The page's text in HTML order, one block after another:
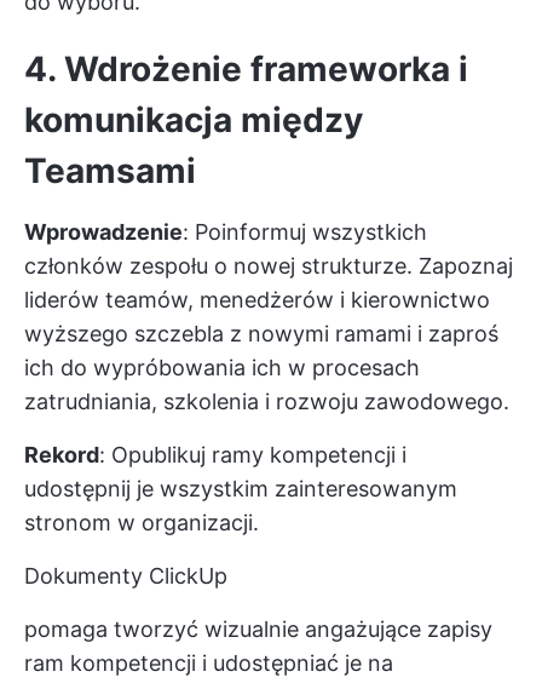
4. Wdrożenie frameworka i
komunikacja między
Teamsami
Wprowadzenie: Poinformuj wszystkich
członków zespołu o nowej strukturze. Zapoznaj
liderów teamów, menedżerów i kierownictwo
wyższego szczebla z nowymi ramami i zaproś
ich do wypróbowania ich w procesach
zatrudniania, szkolenia i rozwoju zawodowego.
Rekord: Opublikuj ramy kompetencji i
udostępnij je wszystkim zainteresowanym
stronom w organizacji.
Dokumenty ClickUp
pomaga tworzyć wizualnie angażujące zapisy
ram kompetencji i udostępniać je na